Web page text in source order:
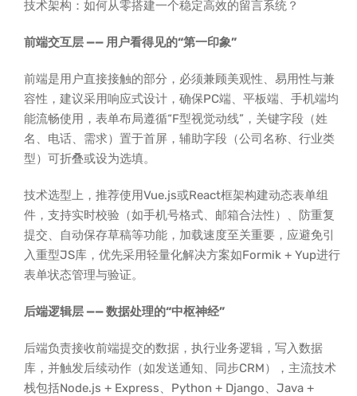
技术架构：如何从零搭建一个稳定高效的留言系统？
前端交互层 —— 用户看得见的“第一印象”
前端是用户直接接触的部分，必须兼顾美观性、易用性与兼
容性，建议采用响应式设计，确保PC端、平板端、手机端均
能流畅使用，表单布局遵循“F型视觉动线”，关键字段（姓
名、电话、需求）置于首屏，辅助字段（公司名称、行业类
型）可折叠或设为选填。
技术选型上，推荐使用Vue.js或React框架构建动态表单组
件，支持实时校验（如手机号格式、邮箱合法性）、防重复
提交、自动保存草稿等功能，加载速度至关重要，应避免引
入重型JS库，优先采用轻量化解决方案如Formik + Yup进行
表单状态管理与验证。
后端逻辑层 —— 数据处理的“中枢神经”
后端负责接收前端提交的数据，执行业务逻辑，写入数据
库，并触发后续动作（如发送通知、同步CRM），主流技术
栈包括Node.js + Express、Python + Django、Java +